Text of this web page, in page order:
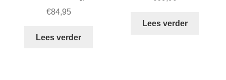
€84,95
Lees verder
Lees verder